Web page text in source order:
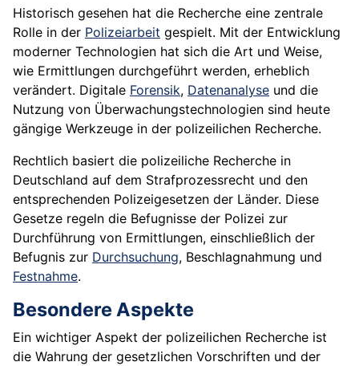
Historisch gesehen hat die Recherche eine zentrale
Rolle in der Polizeiarbeit gespielt. Mit der Entwicklung
moderner Technologien hat sich die Art und Weise,
wie Ermittlungen durchgeführt werden, erheblich
verändert. Digitale Forensik, Datenanalyse und die
Nutzung von Überwachungstechnologien sind heute
gängige Werkzeuge in der polizeilichen Recherche.
Rechtlich basiert die polizeiliche Recherche in
Deutschland auf dem Strafprozessrecht und den
entsprechenden Polizeigesetzen der Länder. Diese
Gesetze regeln die Befugnisse der Polizei zur
Durchführung von Ermittlungen, einschließlich der
Befugnis zur Durchsuchung, Beschlagnahmung und
Festnahme.
Besondere Aspekte
Ein wichtiger Aspekt der polizeilichen Recherche ist
die Wahrung der gesetzlichen Vorschriften und der